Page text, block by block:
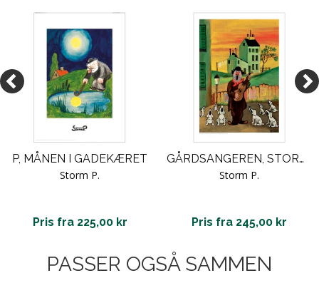
P, MÅNEN I GADEKÆRET
Storm P.
Pris fra 225,00 kr
GÅRDSANGEREN, STORM P
Storm P.
Pris fra 245,00 kr
PASSER OGSÅ SAMMEN